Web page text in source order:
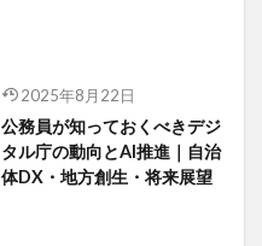
2025年8月22日
公務員が知っておくべきデジ
タル庁の動向とAI推進｜自治
体DX・地方創生・将来展望